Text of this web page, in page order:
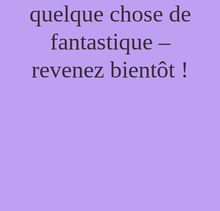
quelque chose de
fantastique –
revenez bientôt !